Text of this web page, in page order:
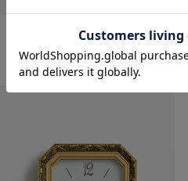
WAKO 掛時計〈SW236〉
88,000